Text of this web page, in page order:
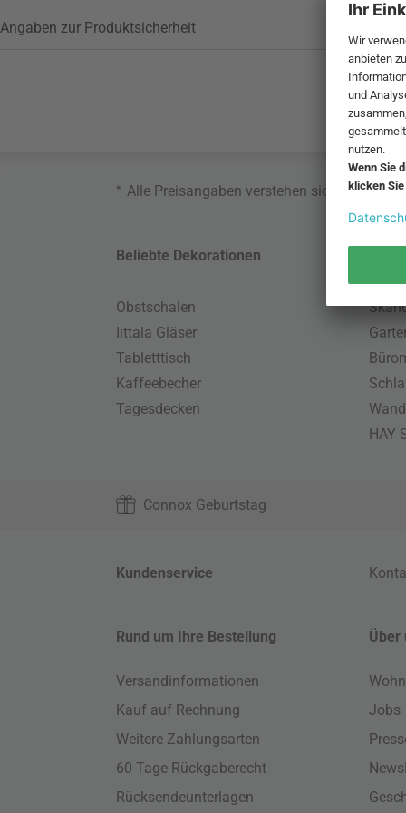
Angaben zur Produktsicherheit
* Alle Preisangaben verstehen sich inklusive
Beliebte Dekorationen
Obstschalen
Iittala Gläser
Tabletttisch
Kaffeebecher
Tagesdecken
HAY
Connox Geburtstag
Kundenservice
Rund um Ihre Bestellung
Versandinformationen
Kauf auf Rechnung
Weitere Zahlungsarten
60 Tage Rückgaberecht
Rücksendeunterlagen
Über
Jobs